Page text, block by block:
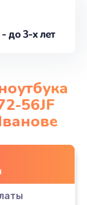
до 3-х лет
56JF